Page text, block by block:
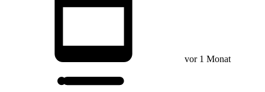
vor 1 Monat